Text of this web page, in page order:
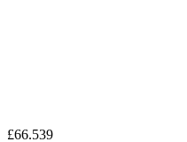
£66.539